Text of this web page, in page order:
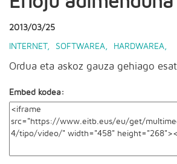
2013/03/25
INTERNET, SOFTWAREA HARDWAREA
Ordua eta askoz gauza gehiago
Embed kodea: